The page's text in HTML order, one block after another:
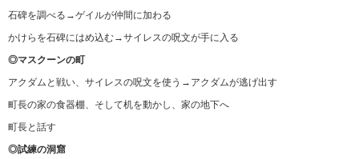
石碑を調べる→ゲイルが仲間に加わる
かけらを石碑にはめ込む→サイレスの呪文が手に入る
◎マスクーンの町
アクダムと戦い、サイレスの呪文を使う→アクダムが逃げ出す
町長の家の食器棚、そして机を動かし、家の地下へ
町長と話す
◎試練の洞窟